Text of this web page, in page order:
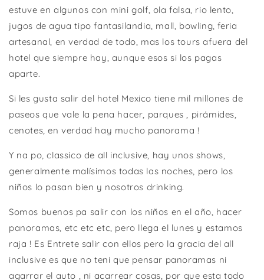
estuve en algunos con mini golf, ola falsa, rio lento,
jugos de agua tipo fantasilandia, mall, bowling, feria
artesanal, en verdad de todo, mas los tours afuera del
hotel que siempre hay, aunque esos si los pagas
aparte.
Si les gusta salir del hotel Mexico tiene mil millones de
paseos que vale la pena hacer, parques , pirámides,
cenotes, en verdad hay mucho panorama !
Y na po, classico de all inclusive, hay unos shows,
generalmente malísimos todas las noches, pero los
niños lo pasan bien y nosotros drinking.
Somos buenos pa salir con los niños en el año, hacer
panoramas, etc etc etc, pero llega el lunes y estamos
raja ! Es Entrete salir con ellos pero la gracia del all
inclusive es que no teni que pensar panoramas ni
agarrar el auto , ni acarrear cosas, por que esta todo